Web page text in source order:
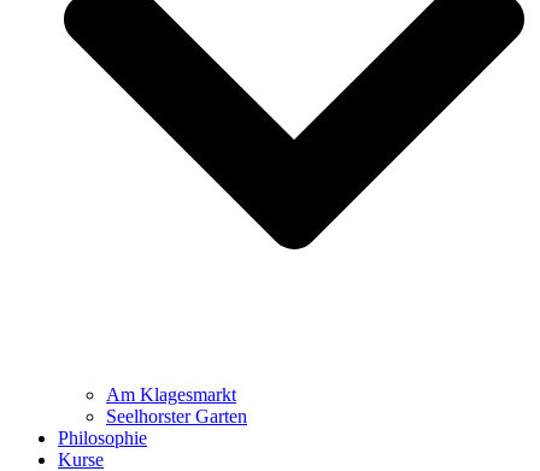
Am Klagesmarkt
Seelhorster Garten
Philosophie
Kurse